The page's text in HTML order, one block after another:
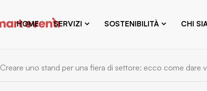
HOME SERVIZI SOSTENIBILITÀ CHI
Creare uno stand per una fiera di settore: ecco come dare